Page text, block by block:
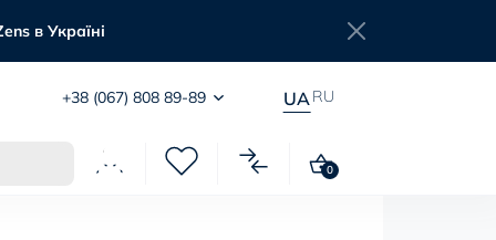
в Україні
+38 (067) 808 89-89 UA RU
0